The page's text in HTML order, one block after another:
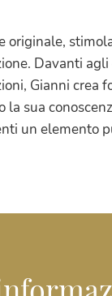
originale,
Davanti
Gianni crea
la sua
un elemento